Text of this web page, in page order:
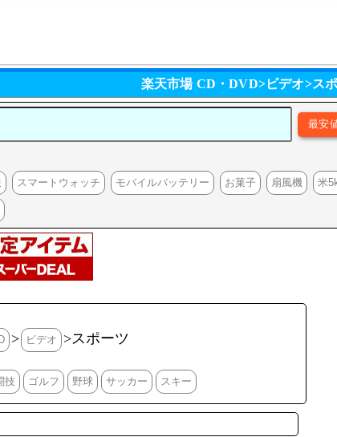
楽天市場 CD・DVD>ビデオ>ス
スマートウォッチ モバイルバッテリー お菓子 扇風機 米
> ビデオ >スポーツ
技 ゴルフ 野球 サッカー スキー